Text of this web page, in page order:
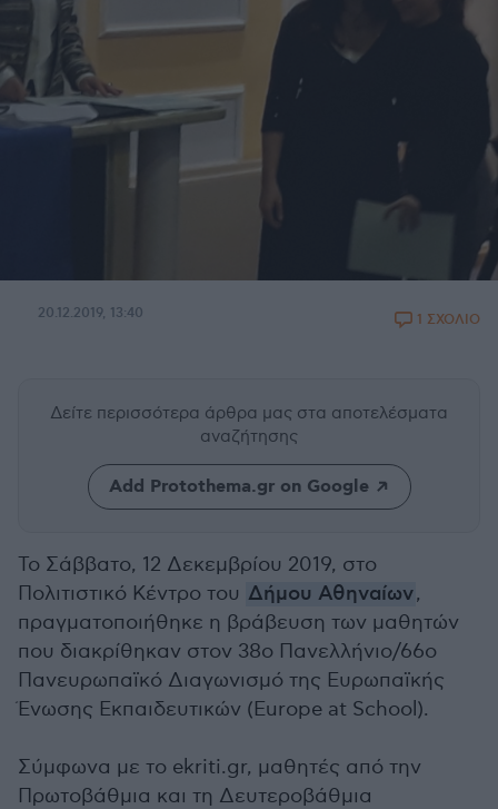
20.12.2019, 13:40 1 ΣΧΟΛΙΟ
Δείτε περισσότερα άρθρα μας στα αποτελέσματα
αναζήτησης
Add Protothema.gr on Google
Το Σάββατο, 12 Δεκεμβρίου 2019, στο
Πολιτιστικό Κέντρο του Δήμου Αθηναίων,
πραγματοποιήθηκε η βράβευση των μαθητών
που διακρίθηκαν στον 38ο Πανελλήνιο/66ο
Πανευρωπαϊκό Διαγωνισμό της Ευρωπαϊκής
Ένωσης Εκπαιδευτικών (Europe at School).
Σύμφωνα με το ekriti.gr, μαθητές από την
Πρωτοβάθμια και τη Δευτεροβάθμια